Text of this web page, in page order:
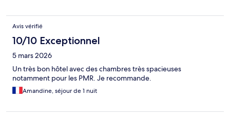
Avis vérifié
10/10 Exceptionnel
5 mars 2026
Un très bon hôtel avec des chambres très spacieuses
notamment pour les PMR. Je recommande.
Amandine, séjour de 1 nuit